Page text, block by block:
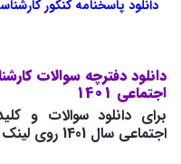
دانلود پاسخنامه کنکور
دانلود دفترچه سوالات
اجتماعی 1401
برای دانلود سوالات و
اجتماعی سال 1401 روی لینک های زیر کلیک کنید.